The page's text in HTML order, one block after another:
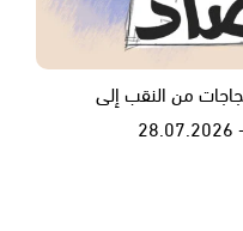
من النقب إلى